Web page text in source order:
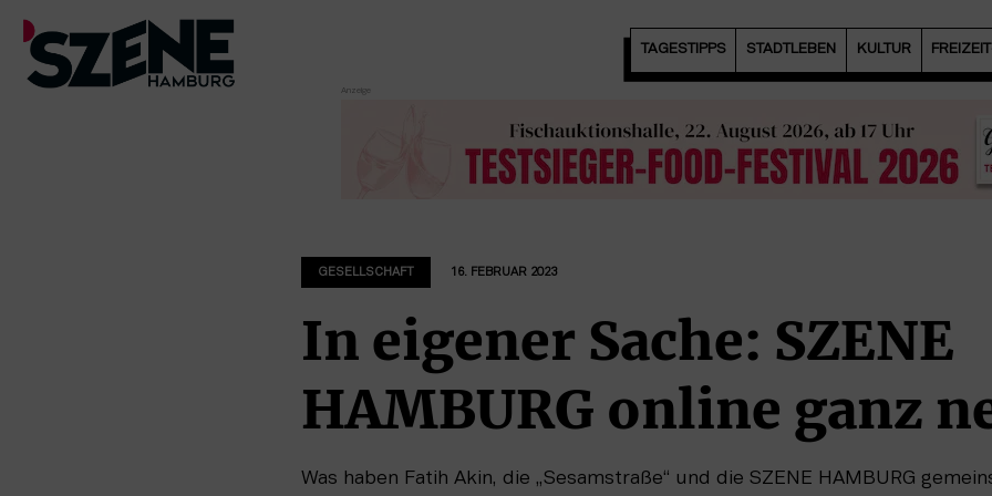
Zum
TAGESTIPPS STADTLEBEN KULTUR
GESELLSCHAFT 16. FEBRUAR 2023
In eigener Sache: SZENE
HAMBURG online ganz
Was haben Fatih Akin, die „Sesamstraße“ und die SZENE HAMBURG